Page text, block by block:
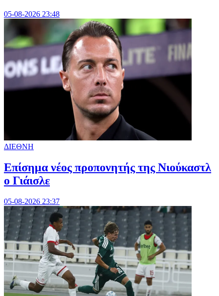
05-08-2026 23:48
ΔΙΕΘΝΗ
Επίσημα νέος προπονητής της Νιούκαστλ
ο Γιάισλε
05-08-2026 23:37